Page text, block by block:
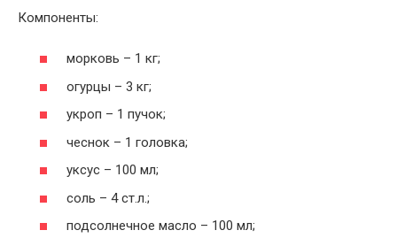
Компоненты:
морковь – 1 кг;
огурцы – 3 кг;
укроп – 1 пучок;
чеснок – 1 головка;
уксус – 100 мл;
соль – 4 ст.л.;
подсолнечное масло – 100 мл;